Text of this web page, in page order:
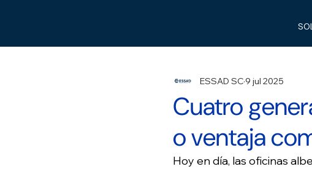
Cuatro
o ventaja
ESSAD SC9 jul 2025
Hoy en día, las oficinas